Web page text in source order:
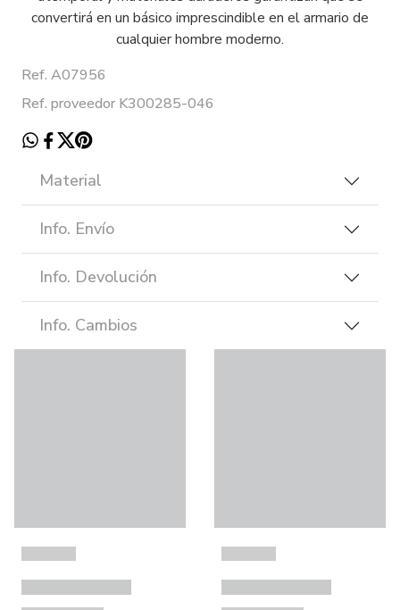
convertirá en un básico imprescindible en el armario de
cualquier hombre moderno.
Ref. A07956
Ref. proveedor K300285-046
Material
Info. Envío
Info. Devolución
Info. Cambios